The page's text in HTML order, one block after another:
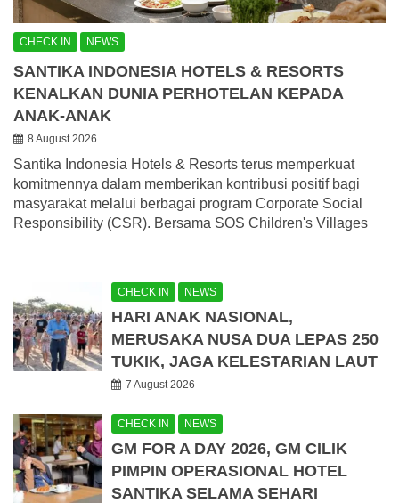
CHECK IN NEWS
SANTIKA INDONESIA HOTELS & RESORTS
KENALKAN DUNIA PERHOTELAN KEPADA
ANAK-ANAK
8 August 2026
Santika Indonesia Hotels & Resorts terus memperkuat
komitmennya dalam memberikan kontribusi positif bagi
masyarakat melalui berbagai program Corporate Social
Responsibility (CSR). Bersama SOS Children's Villages
CHECK IN NEWS
HARI ANAK NASIONAL,
MERUSAKA NUSA DUA LEPAS 250
TUKIK, JAGA KELESTARIAN LAUT
7 August 2026
CHECK IN NEWS
GM FOR A DAY 2026, GM CILIK
PIMPIN OPERASIONAL HOTEL
SANTIKA SELAMA SEHARI